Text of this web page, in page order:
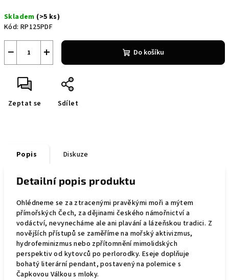
cena:
Skladem (>5 ks)
Kód: RP125PDF
+
− Do košíku
Zeptat se Sdílet
Popis Diskuze
Detailní popis produktu
Ohlédneme se za ztracenými pravěkými moři a mýtem
přímořských Čech, za dějinami českého námořnictví a
vodáctví, nevynecháme ale ani plavání a lázeňskou tradici. Z
novějších přístupů se zaměříme na mořský aktivizmus,
hydrofeminizmus nebo zpřítomnění mimolidských
perspektiv od kytovců po perlorodky. Eseje doplňuje
bohatý literární pendant, postavený na polemice s
Čapkovou Válkou s mloky.